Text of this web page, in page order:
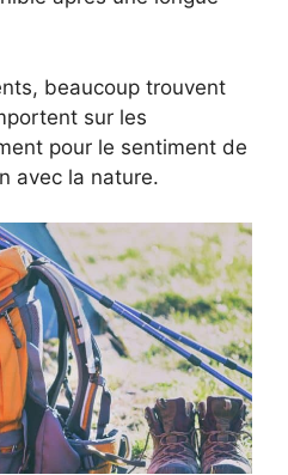
beaucoup trouvent
sur les
pour le sentiment de
avec la nature.